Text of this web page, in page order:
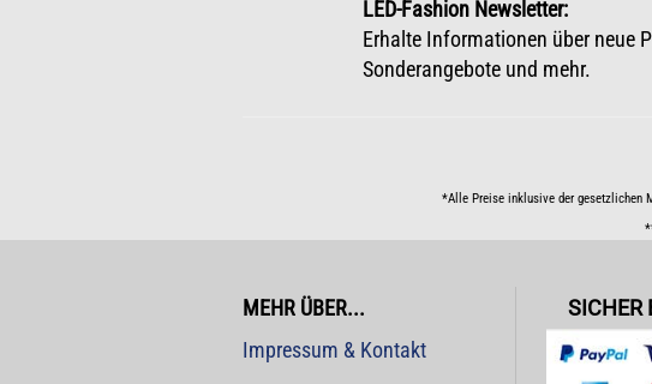
LED-Fashion Newsletter:
Erhalte Informationen über neue
Sonderangebote und mehr.
*Alle Preise inklusive der gesetzlichen
MEHR ÜBER...
Impressum & Kontakt
SICHER